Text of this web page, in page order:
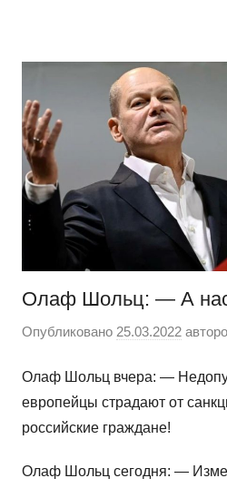
содержимому
WordPress
Олаф Шольц: — А
Опубликовано 25.03.2022
Олаф Шольц вчера: —
европейцы страдают от
российские граждане!
Олаф Шольц сегодня: —